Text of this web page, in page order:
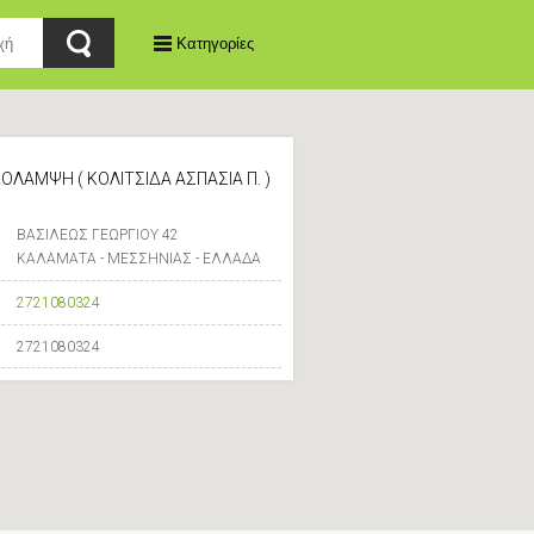
Κατηγορίες
( ΚΟΛΙΤΣΙΔΑ ΑΣΠΑΣΙΑ Π. )
ΒΑΣΙΛΕΩΣ ΓΕΩΡΓΙΟΥ 42
ΚΑΛΑΜΑΤΑ - ΜΕΣΣΗΝΙΑΣ - ΕΛΛΑΔΑ
2721080324
2721080324